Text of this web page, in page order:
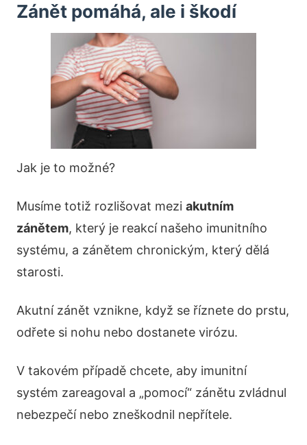
Zánět pomáhá, ale i škodí
Jak je to možné?
Musíme totiž rozlišovat mezi akutním
zánětem, který je reakcí našeho imunitního
systému, a zánětem chronickým, který dělá
starosti.
Akutní zánět vznikne, když se říznete do prstu,
odřete si nohu nebo dostanete virózu.
V takovém případě chcete, aby imunitní
systém zareagoval a „pomocí“ zánětu zvládnul
nebezpečí nebo zneškodnil nepřítele.